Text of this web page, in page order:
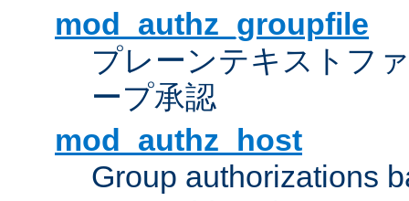
mod_authz_groupfile
プレーンテキストフ
ープ承認
mod_authz_host
Group authorizations